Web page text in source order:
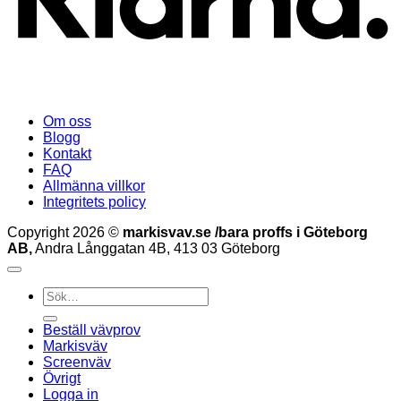
Om oss
Blogg
Kontakt
FAQ
Allmänna villkor
Integritets policy
Copyright 2026 © markisvav.se /bara proffs i Göteborg
AB,Andra Långgatan 4B, 413 03 Göteborg
Sök
efter:
Beställ vävprov
Markisväv
Screenväv
Övrigt
Logga in